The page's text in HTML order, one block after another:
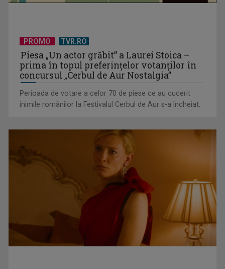
Marea bătălie economică pentru atenția noastră
A trăi și a moșteni: moștenirea, între „gura lumii” și propria
Piesa „Un actor grăbit” a Laurei Stoica –
prima în topul preferinţelor votanţilor în
concursul „Cerbul de Aur Nostalgia”
Perioada de votare a celor 70 de piese ce au cucerit